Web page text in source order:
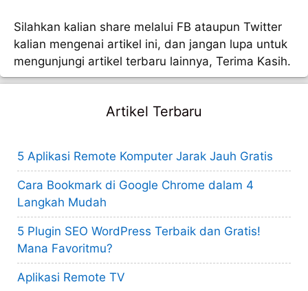
Silahkan kalian share melalui FB ataupun Twitter
kalian mengenai artikel ini, dan jangan lupa untuk
mengunjungi artikel terbaru lainnya, Terima Kasih.
Artikel Terbaru
5 Aplikasi Remote Komputer Jarak Jauh Gratis
Cara Bookmark di Google Chrome dalam 4
Langkah Mudah
5 Plugin SEO WordPress Terbaik dan Gratis!
Mana Favoritmu?
Aplikasi Remote TV